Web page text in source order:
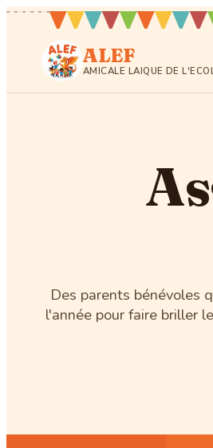
ALEF
AMICALE LAÏQUE DE
Des parents bénévoles
l'année pour faire briller